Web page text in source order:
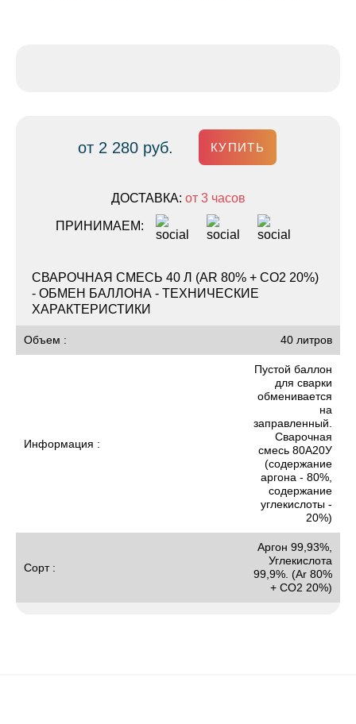
от 2 280 руб. КУПИТЬ
ДОСТАВКА: от 3 часов
ПРИНИМАЕМ:
СВАРОЧНАЯ СМЕСЬ 40 Л (AR 80% + CO2 20%)
- ОБМЕН БАЛЛОНА - ТЕХНИЧЕСКИЕ
ХАРАКТЕРИСТИКИ
Объем : 40 литров
Информация :
Пустой баллон
для сварки
обменивается
на
заправленный.
Сварочная
смесь 80А20У
(содержание
аргона - 80%,
содержание
углекислоты -
20%)
Сорт :
Аргон 99,93%,
Углекислота
99,9%. (Ar 80%
+ CO2 20%)